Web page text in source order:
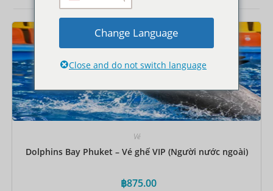
Vé
Dolphins Bay Phuket – Vé ghế VIP (Người nước ngoài)
฿875.00
Change Language
Close and do not switch language